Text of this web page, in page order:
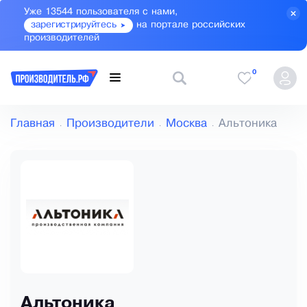
Уже 13544 пользователя с нами,
зарегистрируйтесь
на портале российских
производителей
0
Главная Производители Москва Альтоника